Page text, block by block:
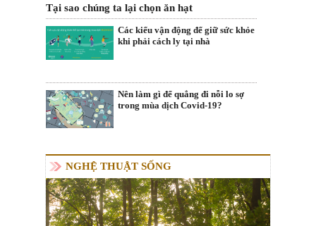
Tại sao chúng ta lại chọn ăn hạt
Các kiểu vận động để giữ sức khỏe
khi phải cách ly tại nhà
Nên làm gì để quẳng đi nỗi lo sợ
trong mùa dịch Covid-19?
NGHỆ THUẬT SỐNG